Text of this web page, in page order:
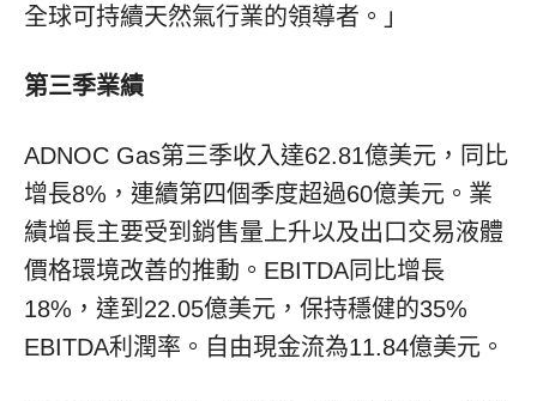
全球可持續天然氣行業的領導者。」
第三季業績
ADNOC Gas第三季收入達62.81億美元，同比
增長8%，連續第四個季度超過60億美元。業
績增長主要受到銷售量上升以及出口交易液體
價格環境改善的推動。EBITDA同比增長
18%，達到22.05億美元，保持穩健的35%
EBITDA利潤率。自由現金流為11.84億美元。